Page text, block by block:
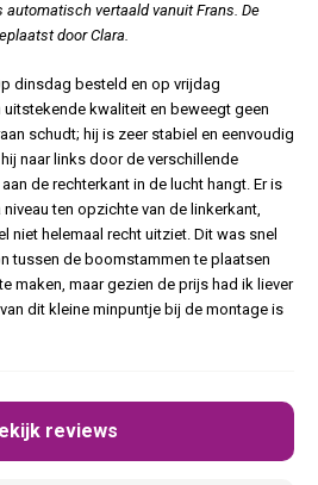
reviews
automatisch vertaald vanuit Frans. De
door Clara.
dinsdag besteld en op vrijdag
kwaliteit en beweegt geen
schudt; hij is zeer stabiel en eenvoudig
naar links door de verschillende
de rechterkant in de lucht hangt. Er is
ten opzichte van de linkerkant,
niet helemaal recht uitziet. Dit was snel
tussen de boomstammen te plaatsen
maken, maar gezien de prijs had ik liever
dit kleine minpuntje bij de montage is